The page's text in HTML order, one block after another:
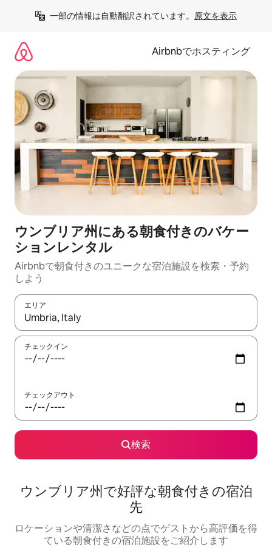
一部の情報は自動翻訳されています。 原文を表示
Airbnbでホスティング
ウンブリア州にある朝食付きのバケー
ションレンタル
Airbnbで朝食付きのユニークな宿泊施設を検索・予約
しよう
エリア
検索結果が表示されたら、上下の矢印キーを使って移動するか
チェックイン
チェックアウト
検索
ウンブリア州で好評な朝食付きの宿泊
先
ロケーションや清潔さなどの点でゲストから高評価を得
ている朝食付きの宿泊施設をご紹介します